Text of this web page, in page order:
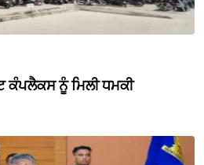
ਕੰਪਲੈਕਸ ਨੂੰ ਮਿਲੀ ਧਮਕੀ